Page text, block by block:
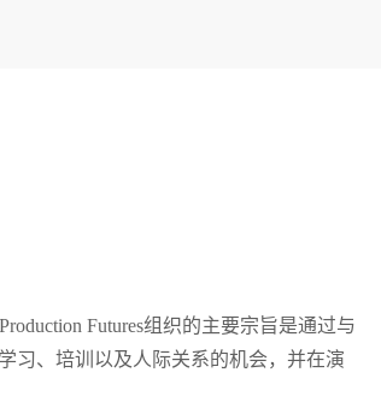
Futures组织的主要宗旨是通过与
习、培训以及人际关系的机会，并在演